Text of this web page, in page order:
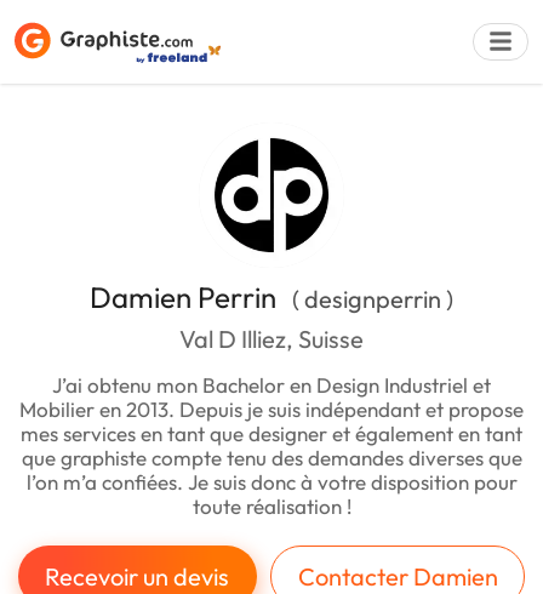
Damien Perrin ( designperrin )
Val D Illiez, Suisse
J’ai obtenu mon Bachelor en Design Industriel et
Mobilier en 2013. Depuis je suis indépendant et propose
mes services en tant que designer et également en tant
que graphiste compte tenu des demandes diverses que
l’on m’a confiées. Je suis donc à votre disposition pour
toute réalisation !
Recevoir un devis Contacter Damien